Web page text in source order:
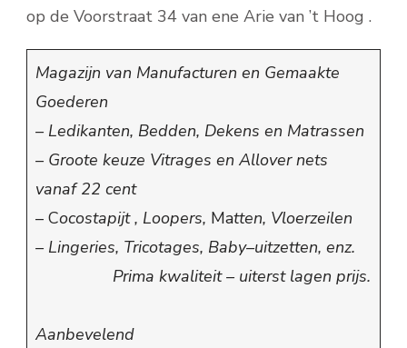
op de Voorstraat 34 van ene Arie van ’t Hoog .
Magazijn van Manufacturen en Gemaakte
Goederen
– Ledikanten, Bedden, Dekens en Matrassen
– Groote keuze Vitrages en Allover nets
vanaf 22 cent
– Cocostapijt , Loopers, Matten, Vloerzeilen
– Lingeries, Tricotages, Baby–uitzetten, enz.
Prima kwaliteit – uiterst lagen prijs.
Aanbevelend